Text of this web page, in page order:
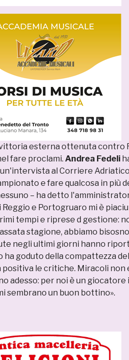
esterna ottenuta contro
fare proclami. Andrea Fedeli
al Corriere
e fare qualcosa in più
– ha detto
e Portogruaro mi è
tempi e riprese d gestione:
stagione, abbiamo
negli ultimi giorni hanno
ha goduto della compattezza
le critiche. Miracoli non
adesso: per noi è un
sembrano un buon bottino».